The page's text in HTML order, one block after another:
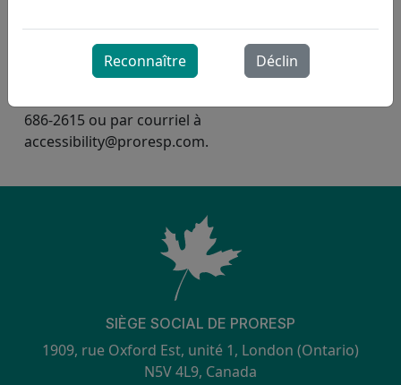
Pour plus d'informations sur cette politique ou ce
plan d'accessibilité, ou pour demander ce
document dans un format accessible ou alternatif,
686-2615 ou par courriel à
accessibility@proresp.com.
SIÈGE SOCIAL DE PRORESP
1909, rue Oxford Est, unité 1, London (Ontario)
N5V 4L9, Canada
Reconnaître Déclin